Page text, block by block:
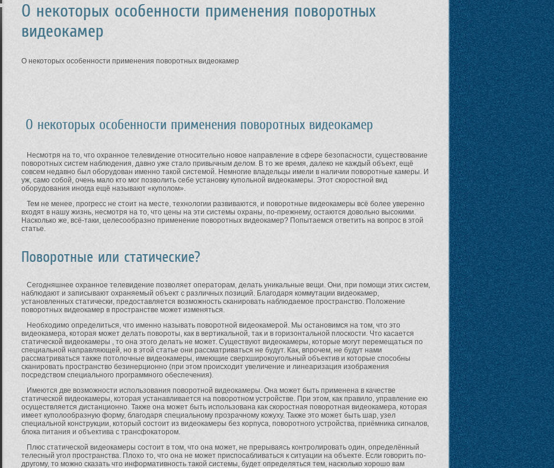
О некоторых особенности применения поворотных
видеокамер
О некоторых особенности применения поворотных видеокамер
О некоторых особенности применения поворотных видеокамер
Несмотря на то, что охранное телевидение относительно новое направление в сфере безопасности, существование
поворотных систем наблюдения, давно уже стало привычным делом. В то же время, далеко не каждый объект, ещё
совсем недавно был оборудован именно такой системой. Немногие владельцы имели в наличии поворотные камеры. И
уж, само собой, очень мало кто мог позволить себе установку купольной видеокамеры. Этот скоростной вид
оборудования иногда ещё называют «куполом».
Тем не менее, прогресс не стоит на месте, технологии развиваются, и поворотные видеокамеры всё более уверенно
входят в нашу жизнь, несмотря на то, что цены на эти системы охраны, по-прежнему, остаются довольно высокими.
Насколько же, всё-таки, целесообразно применение поворотных видеокамер? Попытаемся ответить на вопрос в этой
статье.
Поворотные или статические?
Сегодняшнее охранное телевидение позволяет операторам, делать уникальные вещи. Они, при помощи этих систем,
наблюдают и записывают охраняемый объект с различных позиций. Благодаря коммутации видеокамер,
установленных статически, предоставляется возможность сканировать наблюдаемое пространство. Положение
поворотных видеокамер в пространстве может изменяться.
Необходимо определиться, что именно называть поворотной видеокамерой. Мы остановимся на том, что это
видеокамера, которая может делать повороты, как в вертикальной, так и в горизонтальной плоскости. Что касается
статической видеокамеры , то она этого делать не может. Существуют видеокамеры, которые могут перемещаться по
специальной направляющей, но в этой статье они рассматриваться не будут. Как, впрочем, не будут нами
рассматриваться также потолочные видеокамеры, имеющие сверхширокоугольный объектив и которые способны
сканировать пространство безинерционно (при этом происходит увеличение и линеаризация изображения
посредством специального программного обеспечения).
Имеются две возможности использования поворотной видеокамеры. Она может быть применена в качестве
статической видеокамеры, которая устанавливается на поворотном устройстве. При этом, как правило, управление ею
осуществляется дистанционно. Также она может быть использована как скоростная поворотная видеокамера, которая
имеет куполообразную форму, благодаря специальному прозрачному кожуху. Также это может быть шар, узел
специальной конструкции, который состоит из видеокамеры без корпуса, поворотного устройства, приёмника сигналов,
блока питания и объектива с трансфокатором.
Плюс статической видеокамеры состоит в том, что она может, не прерываясь контролировать один, определённый
телесный угол пространства. Плохо то, что она не может приспосабливаться к ситуации на объекте. Если говорить по-
другому, то можно сказать что информативность такой системы, будет определяться тем, насколько хорошо вам